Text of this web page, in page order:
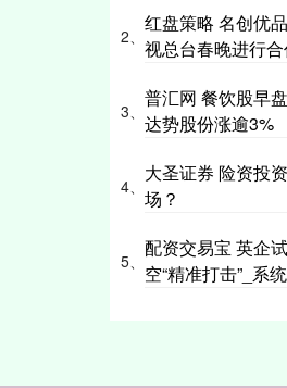
2、
红盘策略 名创优
视总台春晚进行
3、
普汇网 餐饮股早
达势股份涨逾3%
4、
大圣证券 险资投
场？
5、
配资交易宝 英企
空“精准打击”_系